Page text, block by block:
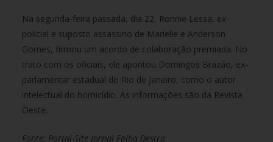
Na segunda-feira passada, dia 22, Ronnie Lessa, ex-
policial e suposto assassino de Marielle e Anderson
Gomes, firmou um acordo de colaboração premiada. No
trato com os oficiais, ele apontou Domingos Brazão, ex-
parlamentar estadual do Rio de Janeiro, como o autor
intelectual do homicídio. As informações são da Revista
Oeste.
Fonte: Portal-Site Jornal Folha Destra